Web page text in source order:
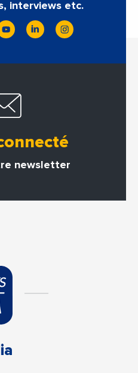
interviews etc.
newsletter